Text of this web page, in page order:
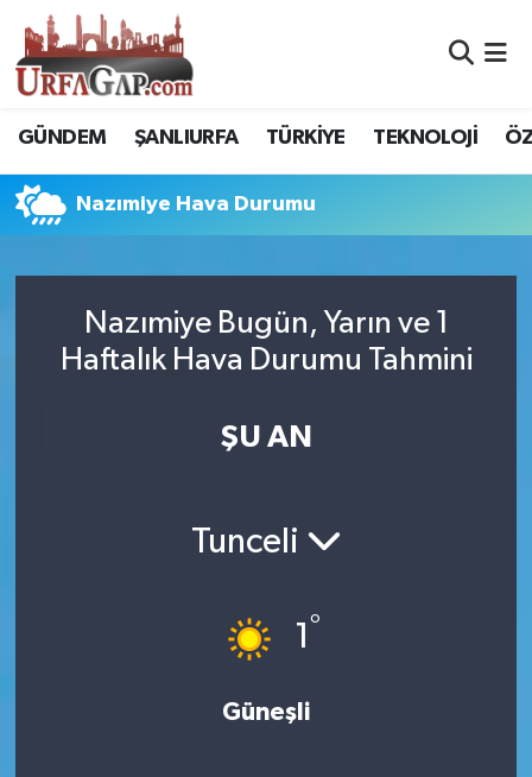
GÜNDEM ŞANLIURFA TÜRKİYE TEKNOLOJİ
Nazımiye Hava Durumu
Nazımiye Bugün, Yarın ve 1
Haftalık Hava Durumu Tahmini
ŞU AN
Tunceli
1 °
Güneşli
Nöbetçi Eczaneler
Hava Durumu
Namaz Vakitleri
Trafik Durumu
Süper Lig Puan Durumu ve Fikstür
Son Dakika Haberleri